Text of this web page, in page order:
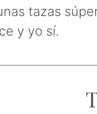
tazas
y yo sí.